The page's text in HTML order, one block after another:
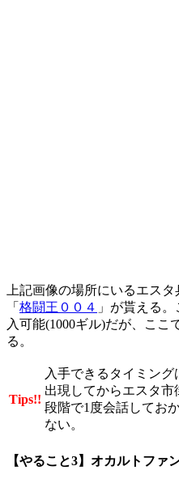
上記画像の場所にいるエス
「 格闘王００４ 」が貰える
入可能(1000ギル)だが、ここ
る。
Tips!!
入手できるタイミン
出現してからエスタ
段階で1度会話してお
ない。
【やること3】オカルトファ